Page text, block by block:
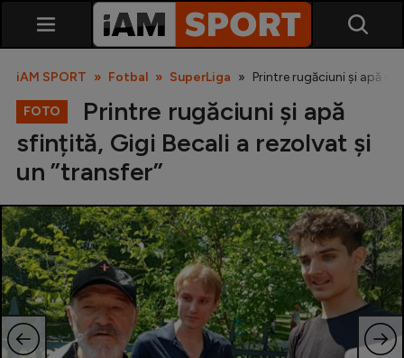
SuperLiga
Liga 2
Cupa României
Echipa Națională
iAM SPORT Fotbal SuperLiga Printre rugăciuni și apă
FOTO
Printre rugăciuni și apă
sfințită, Gigi Becali a rezolvat și
un ”transfer”